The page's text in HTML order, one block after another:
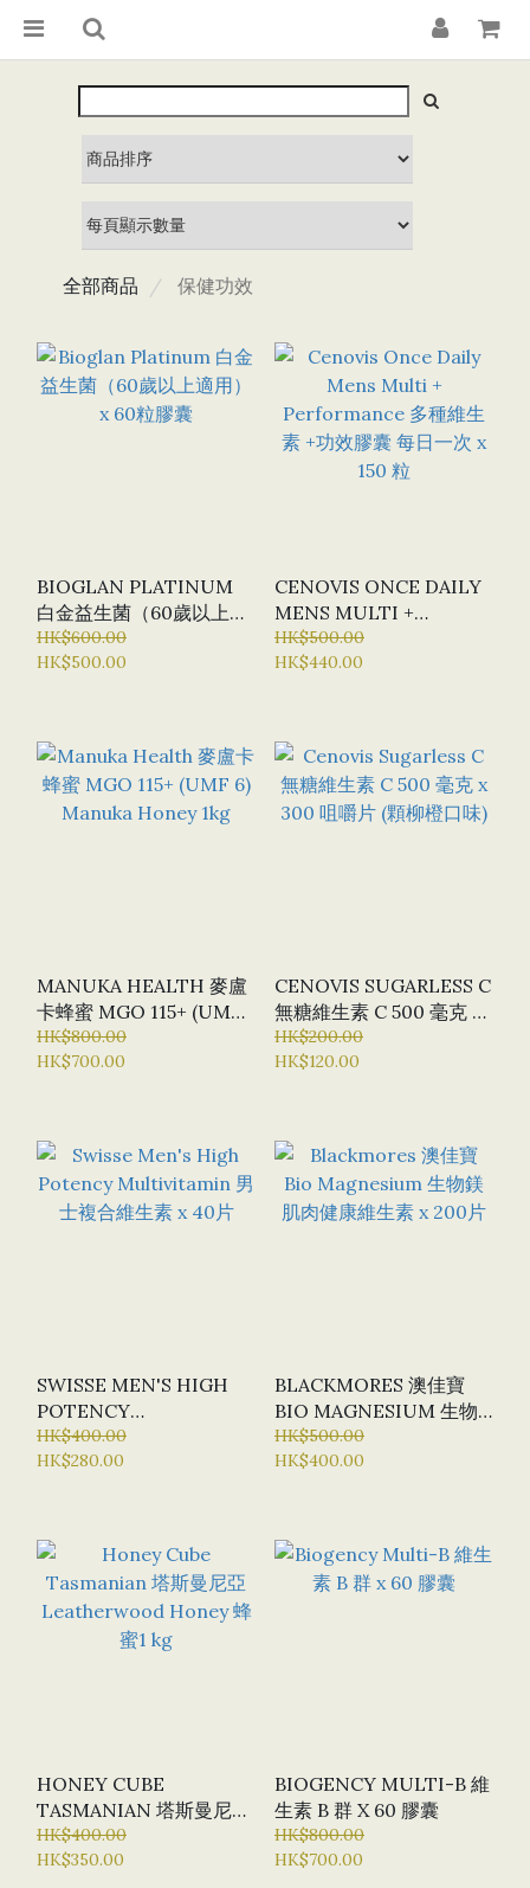
全部商品 保健功效
BIOGLAN PLATINUM
白金益生菌（60歲以上適
用）X 60粒膠囊
HK$600.00
HK$500.00
CENOVIS ONCE DAILY
MENS MULTI +
PERFORMANCE 多種維
生素 +功效膠囊 每日一次
HK$500.00
HK$440.00
MANUKA HEALTH 麥盧
卡蜂蜜 MGO 115+ (UMF
6) MANUKA HONEY
1KG
HK$800.00
HK$700.00
CENOVIS SUGARLESS C
無糖維生素 C 500 毫克 X
300 咀嚼片 (顆柳橙口味)
HK$200.00
HK$120.00
SWISSE MEN'S HIGH
POTENCY
MULTIVITAMIN 男士複
合維生素 X 40片
HK$400.00
HK$280.00
BLACKMORES 澳佳寶
BIO MAGNESIUM 生物
鎂 肌肉健康維生素 X 200
片
HK$500.00
HK$400.00
HONEY CUBE
TASMANIAN 塔斯曼尼亞
LEATHERWOOD
HONEY 蜂蜜1 KG
HK$400.00
HK$350.00
BIOGENCY MULTI-B 維
生素 B 群 X 60 膠囊
HK$800.00
HK$700.00